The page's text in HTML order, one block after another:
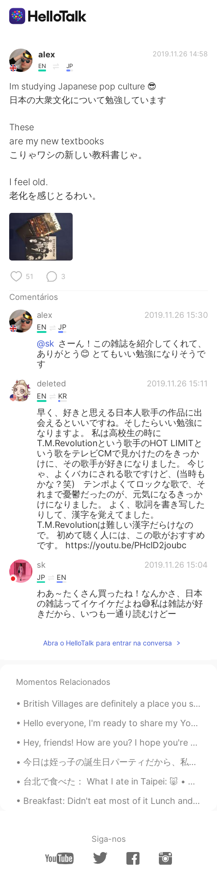
Aplicativo de troca de idioma
AI Grammar Checker
Português
English 简体中文
العربية Français
Deutsch
한국어
Italiano
Tiếng Việt
alex
EN JP
2019.11.26 14:58
Im studying Japanese pop culture 😎
日本の大衆文化について勉強しています
These
are my new textbooks
こりゃワシの新しい教科書じゃ。
I feel old.
老化を感じとるわい。
51 3
Comentários
alex
2019.11.26 15:30
EN JP
@sk さーん！この雑誌を紹介してくれて、
ありがとう😊 とてもいい勉強になりそうで
す
deleted 2019.11.26 15:11
EN KR
早く、好きと思える日本人歌手の作品に出
会えるといいですね。そしたらいい勉強に
なりますよ。 私は高校生の時に
T.M.Revolutionという歌手のHOT LIMITと
いう歌をテレビCMで見かけたのをきっか
けに、その歌手が好きになりました。 今じ
ゃ、よくバカにされる歌ですけど、(当時も
かな？笑) テンポよくてロックな歌で、そ
れまで憂鬱だったのが、元気になるきっか
けになりました。 よく、歌詞を書き写した
りして、漢字を覚えてました。
T.M.Revolutionは難しい漢字だらけなの
で。 初めて聴く人には、この歌がおすすめ
です。 https://youtu.be/PHclD2joubc
sk 2019.11.26 15:04
JP EN
わあ～たくさん買ったね！なんかさ、日本
の雑誌ってイケイケだよね😅私は雑誌が好
きだから、いつも一通り読むけどー
Abra o HelloTalk para entrar na conversa
Momentos Relacionados
British Villages are definitely a place you should visit when you come to the UK 😊 ブリティッシュ ビレッジは...
Hello everyone, I'm ready to share my YouTube channel with you. I already have some readings up...
Hey, friends! How are you? I hope you're doing well these days. Remember to always be happy and t...
今日は姪っ子の誕生日パーティだから、私の姉さんの行って祝した Today is my nieces birthday party, so we went to my sister’s place...
台北で食べた： What I ate in Taipei: 🐷 • 豚肉とかぼちゃの水餃子、ワンタンスープとほうれん草でできた麺 pork & pumpkin dumplings; wonton...
Breakfast: Didn't eat most of it Lunch and dinner: Ate all of it and still hungry 😂😂😂 I don't th...
Siga-nos